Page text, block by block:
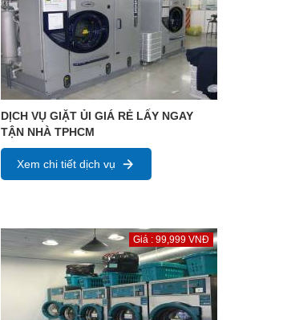
DỊCH VỤ GIẶT ỦI GIÁ RẺ LẤY NGAY
TẬN NHÀ TPHCM
Xem chi tiết dịch vụ
Giá : 99,999 VNĐ